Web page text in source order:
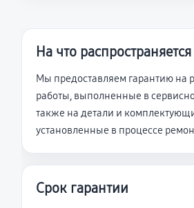
На что
Мы предоставляем гарантию на
работы, выполненные в
также на детали и
установленные в процессе
Срок гарантии